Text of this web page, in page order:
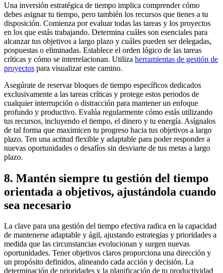
Una inversión estratégica de tiempo implica comprender cómo
debes asignar tu tiempo, pero también los recursos que tienes a tu
disposición. Comienza por evaluar todas las tareas y los proyectos
en los que estás trabajando. Determina cuáles son esenciales para
alcanzar tus objetivos a largo plazo y cuáles pueden ser delegadas,
pospuestas o eliminadas. Establece el orden lógico de las tareas
críticas y cómo se interrelacionan. Utiliza herramientas de gestión de
proyectos para visualizar este camino.
Asegúrate de reservar bloques de tiempo específicos dedicados
exclusivamente a las tareas críticas y protege estos periodos de
cualquier interrupción o distracción para mantener un enfoque
profundo y productivo. Evalúa regularmente cómo estás utilizando
tus recursos, incluyendo el tiempo, el dinero y tu energía. Asígnalos
de tal forma que maximicen tu progreso hacia tus objetivos a largo
plazo. Ten una actitud flexible y adaptable para poder responder a
nuevas oportunidades o desafíos sin desviarte de tus metas a largo
plazo.
8. Mantén siempre tu gestión del tiempo
orientada a objetivos, ajustándola cuando
sea necesario
La clave para una gestión del tiempo efectiva radica en la capacidad
de mantenerse adaptable y ágil, ajustando estrategias y prioridades a
medida que las circunstancias evolucionan y surgen nuevas
oportunidades. Tener objetivos claros proporciona una dirección y
un propósito definidos, alineando cada acción y decisión. La
determinación de prioridades y la planificación de tu productividad